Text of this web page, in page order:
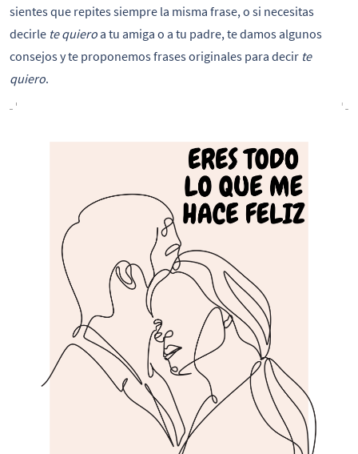
sientes que repites siempre la misma frase, o si necesitas
decirle te quieroa tu amiga o a tu padre, te damos algunos
consejos y te proponemos frases originales para decir te
quiero.